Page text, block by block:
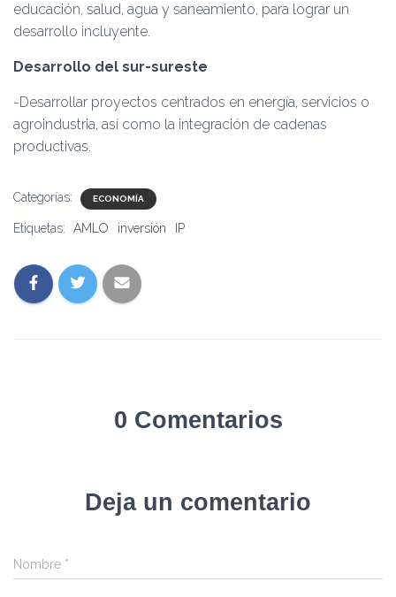
educación, salud, agua y saneamiento, para lograr un
desarrollo incluyente.
Desarrollo del sur-sureste
-Desarrollar proyectos centrados en energía, servicios o
agroindustria, así como la integración de cadenas
productivas.
Categorías: ECONOMÍA
Etiquetas: AMLO inversión IP
0 Comentarios
Deja un comentario
Nombre *